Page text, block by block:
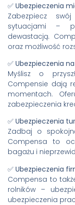
✅ Ubezpieczenia
Zabezpiecz
sytuacjami –
dewastacją.
oraz możliwość
✅ Ubezpieczenia
Myślisz o
Compensie dają
momentach.
zabezpieczenia
✅ Ubezpieczenia
Zadbaj o
Compensa to
bagażu i
✅ Ubezpieczenia
Compensa to
rolników –
ubezpieczenia